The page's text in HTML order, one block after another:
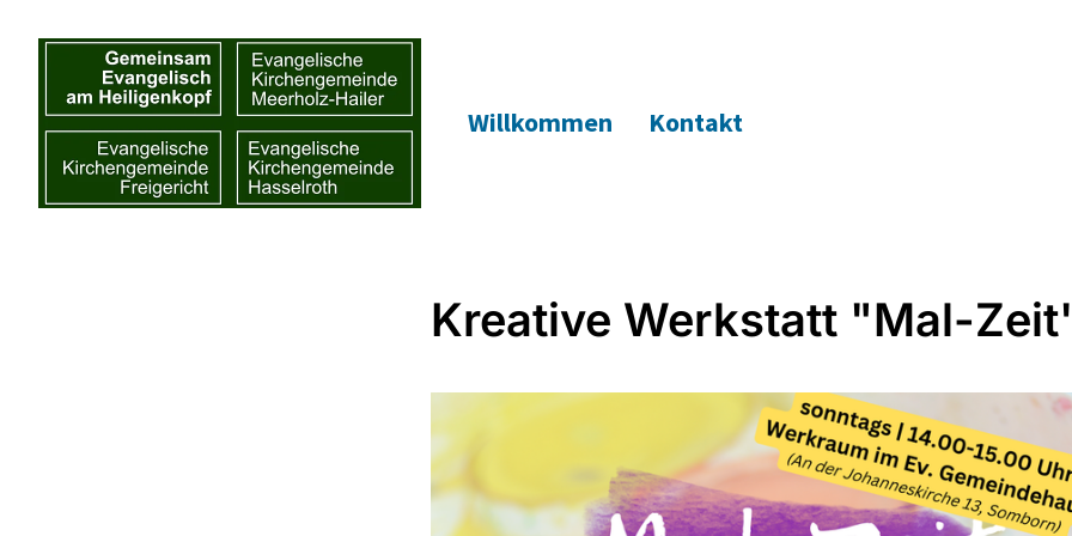
Willkommen Kontakt
Kreative Werkstatt "Mal-